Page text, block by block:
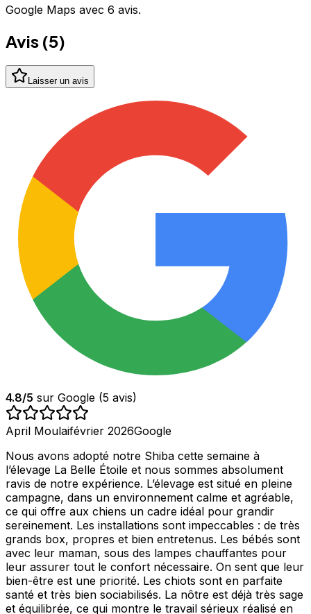
Google Maps avec 6 avis.
Avis (5)
Laisser un avis
4.8/5 sur Google (5 avis)
April Moulaifévrier 2026Google
Nous avons adopté notre Shiba cette semaine à
l’élevage La Belle Étoile et nous sommes absolument
ravis de notre expérience. L’élevage est situé en pleine
campagne, dans un environnement calme et agréable,
ce qui offre aux chiens un cadre idéal pour grandir
sereinement. Les installations sont impeccables : de très
grands box, propres et bien entretenus. Les bébés sont
avec leur maman, sous des lampes chauffantes pour
leur assurer tout le confort nécessaire. On sent que leur
bien-être est une priorité. Les chiots sont en parfaite
santé et très bien sociabilisés. La nôtre est déjà très sage
et équilibrée, ce qui montre le travail sérieux réalisé en